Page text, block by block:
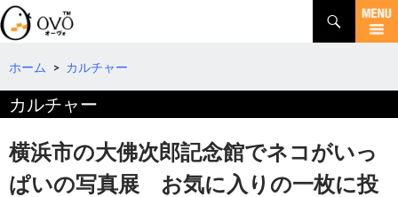
検
索
コ
テ
ツ
へ
動
ホーム > カルチャー
カルチャー
横浜市の大佛次郎記念館でネコがいっ
ぱいの写真展 お気に入りの一枚に投